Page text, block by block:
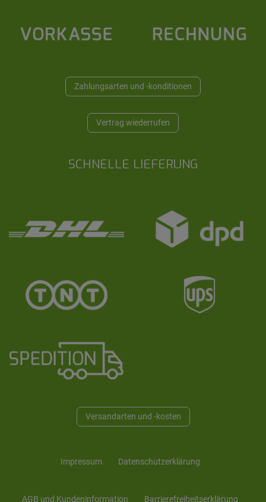
Zahlungsarten und -konditionen
Vertrag wiederrufen
SCHNELLE LIEFERUNG
Versandarten und -kosten
Impressum Daten­schutz­erklärung
AGB und Kunden­information Barrierefreiheitserklärung